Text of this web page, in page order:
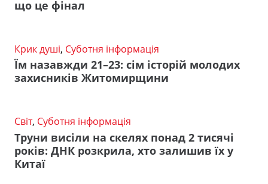
що це фінал
Крик душі, Суботня інформація
Їм назавжди 21–23: сім історій молодих
захисників Житомирщини
Світ, Суботня інформація
Труни висіли на скелях понад 2 тисячі
років: ДНК розкрила, хто залишив їх у
Китаї